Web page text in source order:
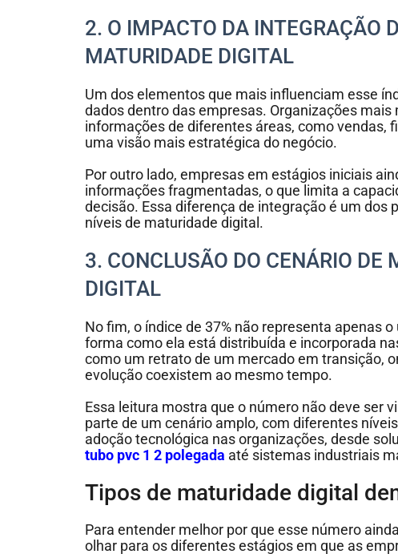
2. O IMPACTO DA INTEGRAÇÃO
MATURIDADE DIGITAL
Um dos elementos que mais influenciam esse
dados dentro das empresas. Organizações
informações de diferentes áreas, como vendas,
uma visão mais estratégica do negócio.
Por outro lado, empresas em estágios iniciais
informações fragmentadas, o que limita a
decisão. Essa diferença de integração é um dos
níveis de maturidade digital.
3. CONCLUSÃO DO CENÁRIO DE
DIGITAL
No fim, o índice de 37% não representa apenas
forma como ela está distribuída e incorporada
como um retrato de um mercado em transição,
evolução coexistem ao mesmo tempo.
Essa leitura mostra que o número não deve ser
parte de um cenário amplo, com diferentes
adoção tecnológica nas organizações, desde
tubo pvc 1 2 polegada até sistemas industriais
Tipos de maturidade digital
Para entender melhor por que esse número
olhar para os diferentes estágios em que as